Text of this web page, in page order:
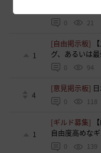
0 21
1
[自由掲示板]
グ、あるいは
0 94
4
[意見掲示板]
0 118
1
[ギルド募集]
自由度高めな
0 139